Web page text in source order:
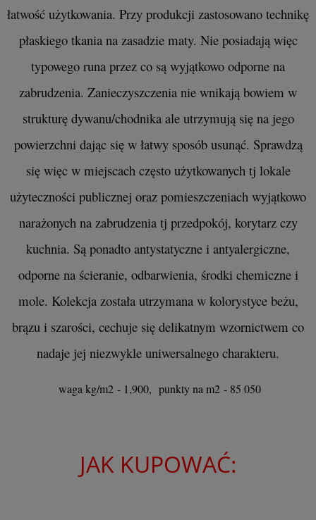
łatwość użytkowania. Przy produkcji zastosowano technikę
płaskiego tkania na zasadzie maty. Nie posiadają więc
typowego runa przez co są wyjątkowo odporne na
zabrudzenia. Zanieczyszczenia nie wnikają bowiem w
strukturę dywanu/chodnika ale utrzymują się na jego
powierzchni dając się w łatwy sposób usunąć. Sprawdzą
się więc w miejscach często użytkowanych tj lokale
użyteczności publicznej oraz pomieszczeniach wyjątkowo
narażonych na zabrudzenia tj przedpokój, korytarz czy
kuchnia. Są ponadto antystatyczne i antyalergiczne,
odporne na ścieranie, odbarwienia, środki chemiczne i
mole. Kolekcja została utrzymana w kolorystyce beżu,
brązu i szarości, cechuje się delikatnym wzornictwem co
nadaje jej niezwykle uniwersalnego charakteru.
waga kg/m2 - 1,900, punkty na m2 - 85 050
JAK KUPOWAĆ: